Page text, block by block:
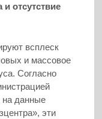
отсутствие
всплеск
и массовое
Согласно
на данные
эти